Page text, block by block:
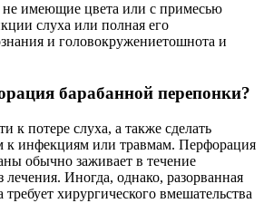
не имеющие цвета или с примесью
слуха или полная его
и головокружениетошнота и
барабанной перепонки?
к потере слуха, а также сделать
к инфекциям или травмам. Перфорация
обычно заживает в течение
лечения. Иногда, однако, разорванная
хирургического вмешательства